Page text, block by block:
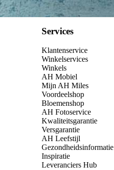
Services
Klantenservice
Winkelservices
Winkels
AH Mobiel
Mijn AH Miles
Voordeelshop
Bloemenshop
AH Fotoservice
Kwaliteitsgarantie
Versgarantie
AH Leefstijl
Gezondheidsinformatie
Inspiratie
Leveranciers Hub